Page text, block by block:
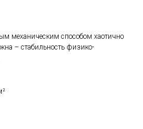
механическим способом хаотично
– стабильность физико-